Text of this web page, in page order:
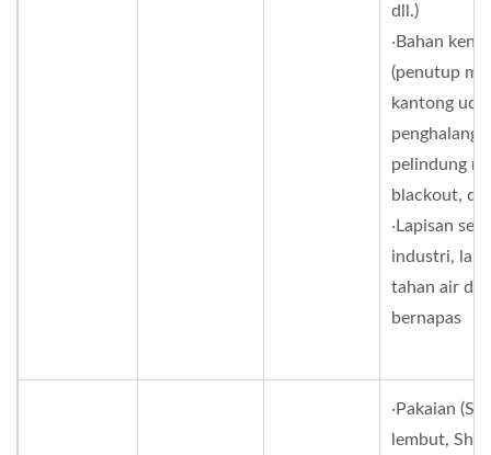
dll.)
‧Bahan
(penutup
kantong
penghalang
pelindung
blackout,
‧Lapisan
industri,
tahan air dan
bernapas
‧Pakaian
lembut,